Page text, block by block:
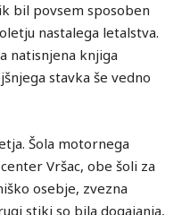
bil povsem sposoben
nastalega letalstva.
natisnjena knjiga
stavka še vedno
Šola motornega
Vršac, obe šoli za
osebje, zvezna
stiki so bila dogajanja,